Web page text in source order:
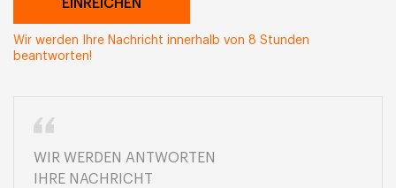
Wir werden Ihre Nachricht innerhalb von 8 Stunden
beantworten!
WIR WERDEN ANTWORTEN
IHRE NACHRICHT